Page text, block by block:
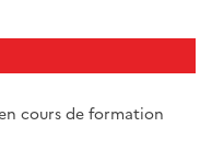
cours de formation